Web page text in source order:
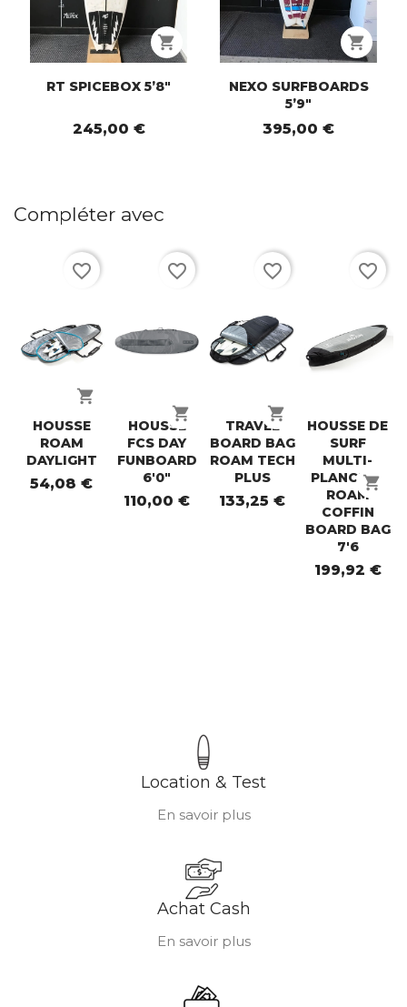
shopping_cart
RT SPICEBOX 5’8"
245,00 €
shopping_cart
NEXO SURFBOARDS
5’9"
395,00 €
Compléter avec
shopping_cart
HOUSSE
ROAM
DAYLIGHT
54,08 €
favorite_border
shopping_cart
HOUSSE
FCS DAY
FUNBOARD
6'0"
110,00 €
favorite_border
shopping_cart
TRAVEL
BOARD BAG
ROAM TECH
PLUS
133,25 €
favorite_border
shopping_cart
HOUSSE DE
SURF
MULTI-
PLANCHES
ROAM
COFFIN
BOARD BAG
7'6
199,92 €
favorite_border
Location & Test
En savoir plus
Achat Cash
En savoir plus